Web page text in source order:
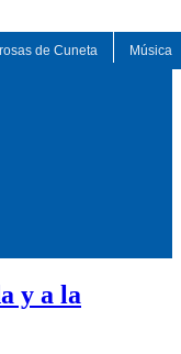
de Cuneta Música
y a la